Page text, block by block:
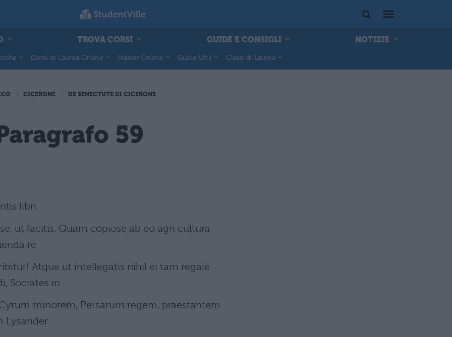
TROVA CORSI GUIDE E CONSIGLI
NOTIZIE
Corsi di Laurea Online Master Online Guide Utili Classi di Laurea
CICERONE DE SENECTUTE DI CICERONE
59
libri
ut facitis. Quam copiose ab eo agri cultura
re
Atque ut intellegatis nihil ei tam regale
Socrates in
minorem, Persarum regem, praestantem
Lysander